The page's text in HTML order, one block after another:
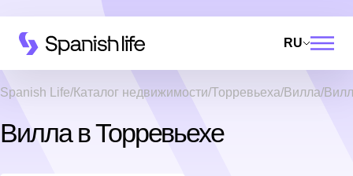
RU
Spanish Life Каталог недвижимости Торревьеха Вилла
Вилла в Торревьехе